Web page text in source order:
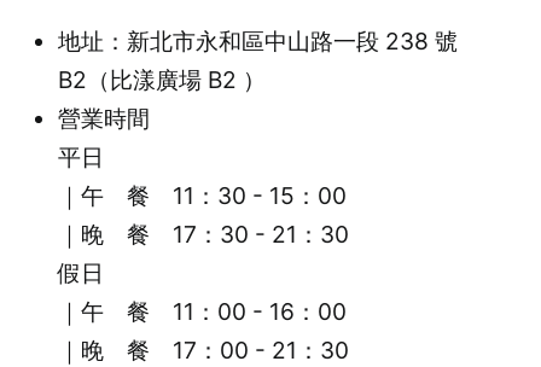
地址：新北市永和區中山路一段 238 號
B2（比漾廣場 B2 ）
營業時間
平日
｜午 餐 11：30 - 15：00
｜晚 餐 17：30 - 21：30
假日
｜午 餐 11：00 - 16：00
｜晚 餐 17：00 - 21：30